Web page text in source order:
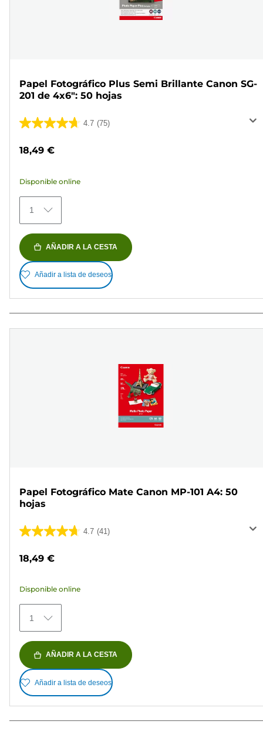
Papel Fotográfico Plus Semi Brillante Canon SG-
201 de 4x6": 50 hojas
4.7 (75)
4.7
75
reseñas
18,49 €
Disponible online
1
AÑADIR A LA CESTA
Añadir a lista de deseos
Papel Fotográfico Mate Canon MP-101 A4: 50
hojas
4.7 (41)
4.7
5
41
reseñas
18,49 €
Disponible online
1
AÑADIR A LA CESTA
Añadir a lista de deseos